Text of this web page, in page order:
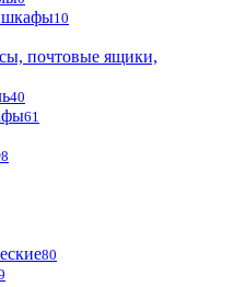
шкафы10
почтовые ящики,
40
61
8
80